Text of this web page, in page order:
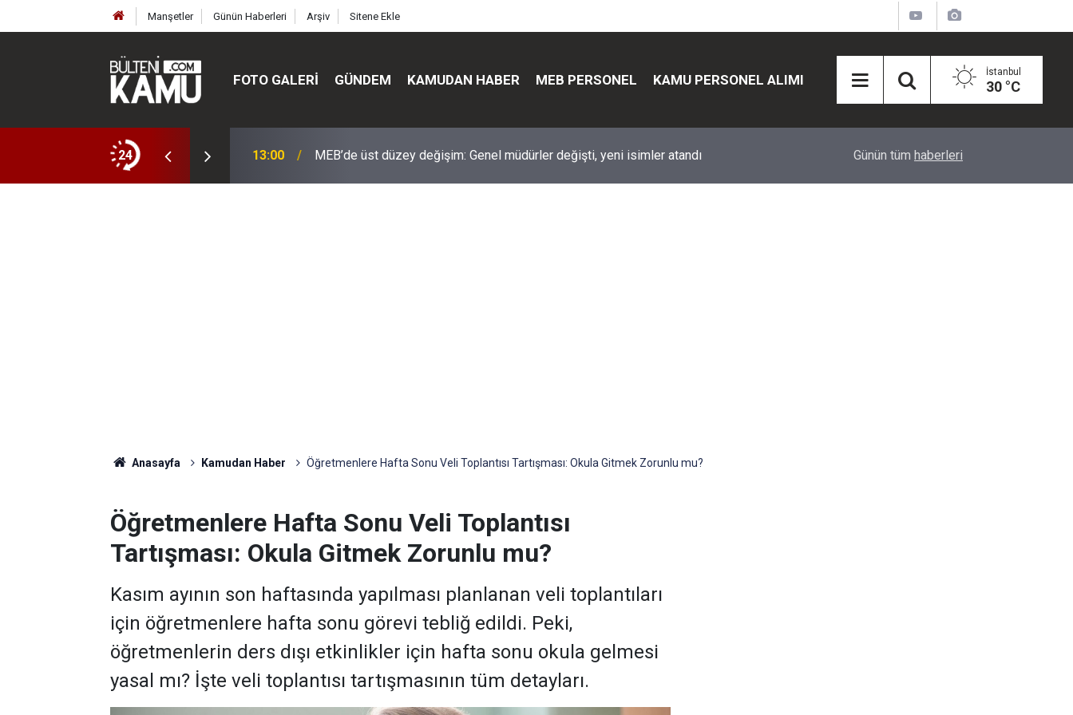
Manşetler Günün Haberleri Arşiv Sitene Ekle
FOTO GALERI GÜNDEM KAMUDAN HABER MEB PERSONEL KAMU PERSONEL ALIMI İstanbul
30 °C
24
ve enstitüler kuruldu, bazıları kapatıldı 13:00 MEB’de üst düzey değişim: Genel müdürler değişti, yeni isimler atandı Eğiti Bir Sen'den Kadınlar İçin Olay Teklif:
Günün tüm haberleri
Anasayfa Kamudan Haber Öğretmenlere Hafta Sonu Veli Toplantısı Tartışması: Okula Gitmek Zorunlu mu?
Öğretmenlere Hafta Sonu Veli Toplantısı
Tartışması: Okula Gitmek Zorunlu mu?
Kasım ayının son haftasında yapılması planlanan veli toplantıları
için öğretmenlere hafta sonu görevi tebliğ edildi. Peki,
öğretmenlerin ders dışı etkinlikler için hafta sonu okula gelmesi
yasal mı? İşte veli toplantısı tartışmasının tüm detayları.